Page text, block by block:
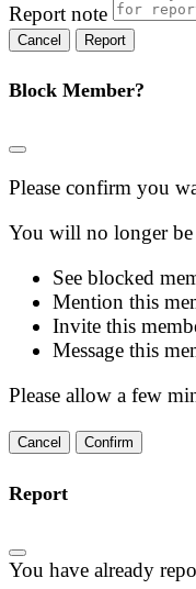
Report note
Report
Block Member?
Please confirm you
You will no longer be
See blocked
Mention this
Invite this
Message this
Please allow a few
Confirm
Report
You have already